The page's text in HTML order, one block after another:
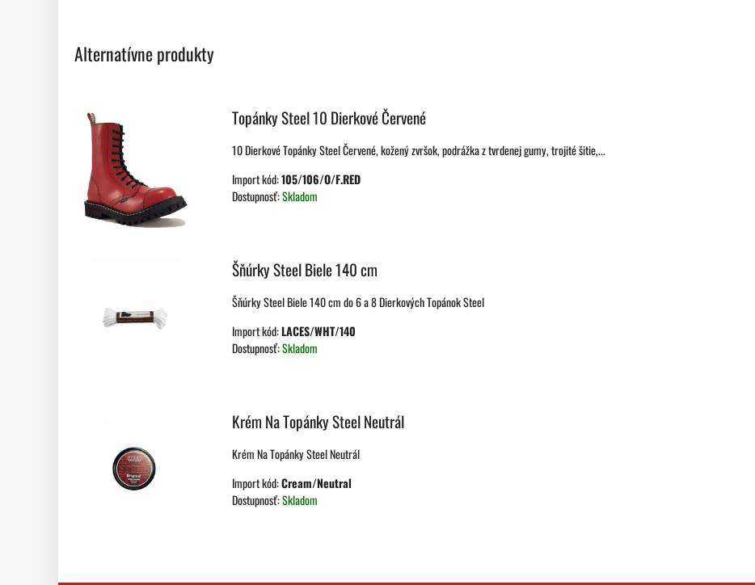
Alternatívne produkty
Topánky Steel 10 Dierkové Červené
10 Dierkové Topánky Steel Červené, kožený zvršok, podrážka z tvrdenej gumy, trojité šitie,...
Import kód:105/106/O/F.RED
Dostupnosť:Skladom
Šňúrky Steel Biele 140 cm
Šňúrky Steel Biele 140 cm do 6 a 8 Dierkových Topánok Steel
Import kód:LACES/WHT/140
Dostupnosť:Skladom
Krém Na Topánky Steel Neutrál
Krém Na Topánky Steel Neutrál
Import kód:Cream/Neutral
Dostupnosť:Skladom